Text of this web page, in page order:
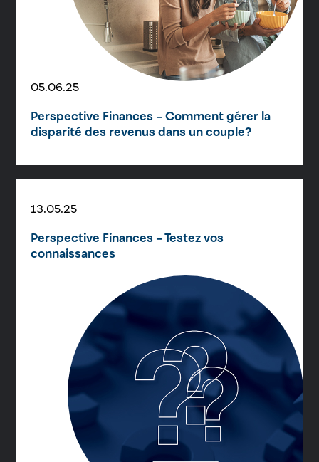
05.06.25
Perspective Finances – Comment gérer la
disparité des revenus dans un couple?
13.05.25
Perspective Finances – Testez vos
connaissances